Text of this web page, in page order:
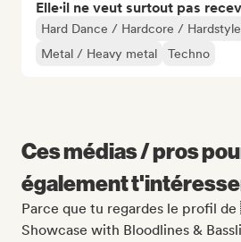
Elle·il ne veut surtout pas
Hard Dance / Hardcore / Hardstyle
Metal / Heavy metal
Techno
Ces médias / pros
également
Parce que tu regardes le profil
Showcase with Bloodlines &